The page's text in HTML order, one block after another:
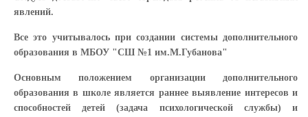
явлений.
Все это учитывалось при создании системы дополнительного
образования в МБОУ "СШ №1 им.М.Губанова"
Основным положением организации дополнительного
образования в школе является раннее выявление интересов и
способностей детей (задача психологической службы) и